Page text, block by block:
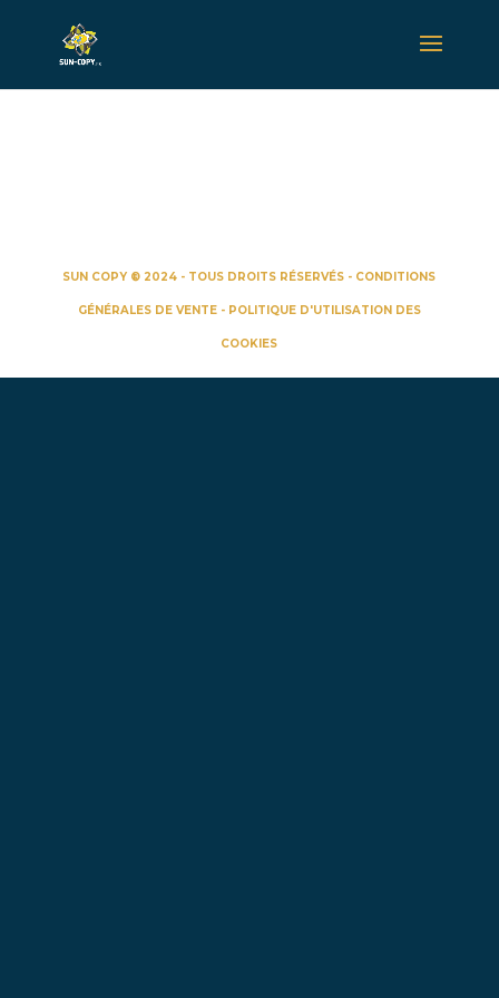
SUN COPY ® 2024 - TOUS DROITS RÉSERVÉS - CONDITIONS
GÉNÉRALES DE VENTE -POLITIQUE D'UTILISATION DES
COOKIES